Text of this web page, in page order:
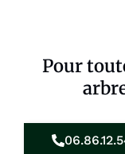
Pour